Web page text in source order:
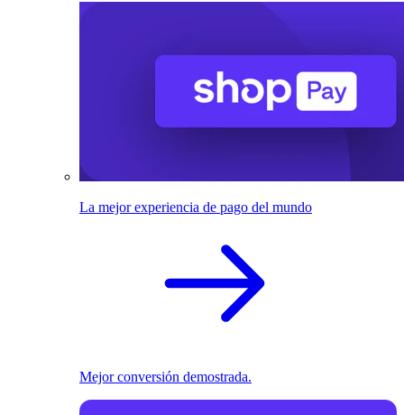
La mejor experiencia de pago del mundo
Mejor conversión demostrada.